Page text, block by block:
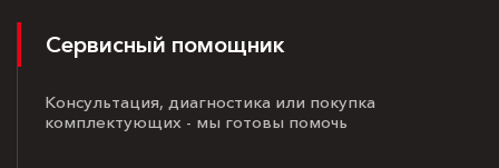
Сервисный помощник
Консультация, диагностика или покупка
комплектующих - мы готовы помочь